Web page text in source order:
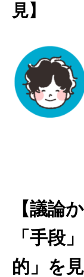
見】
【議論
「手段
的」を